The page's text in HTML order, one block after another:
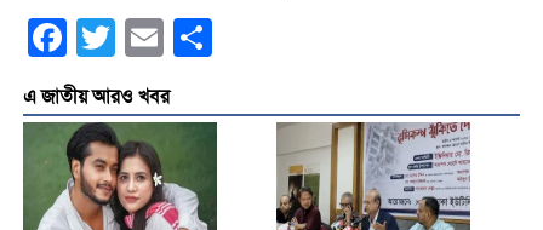
Facebook
Twitter Email
এ জাতীয় আরও খবর